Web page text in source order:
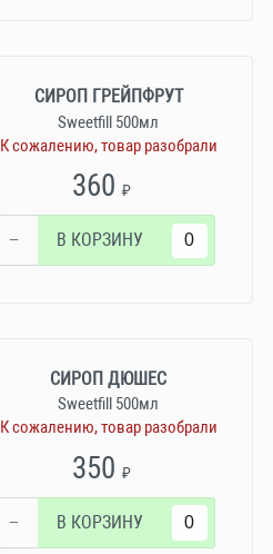
СИРОП ГРЕЙПФРУТ
Sweetfill 500мл
К сожалению, товар разобрали
360₽
− В КОРЗИНУ
СИРОП ДЮШЕС
Sweetfill 500мл
К сожалению, товар разобрали
350₽
− В КОРЗИНУ